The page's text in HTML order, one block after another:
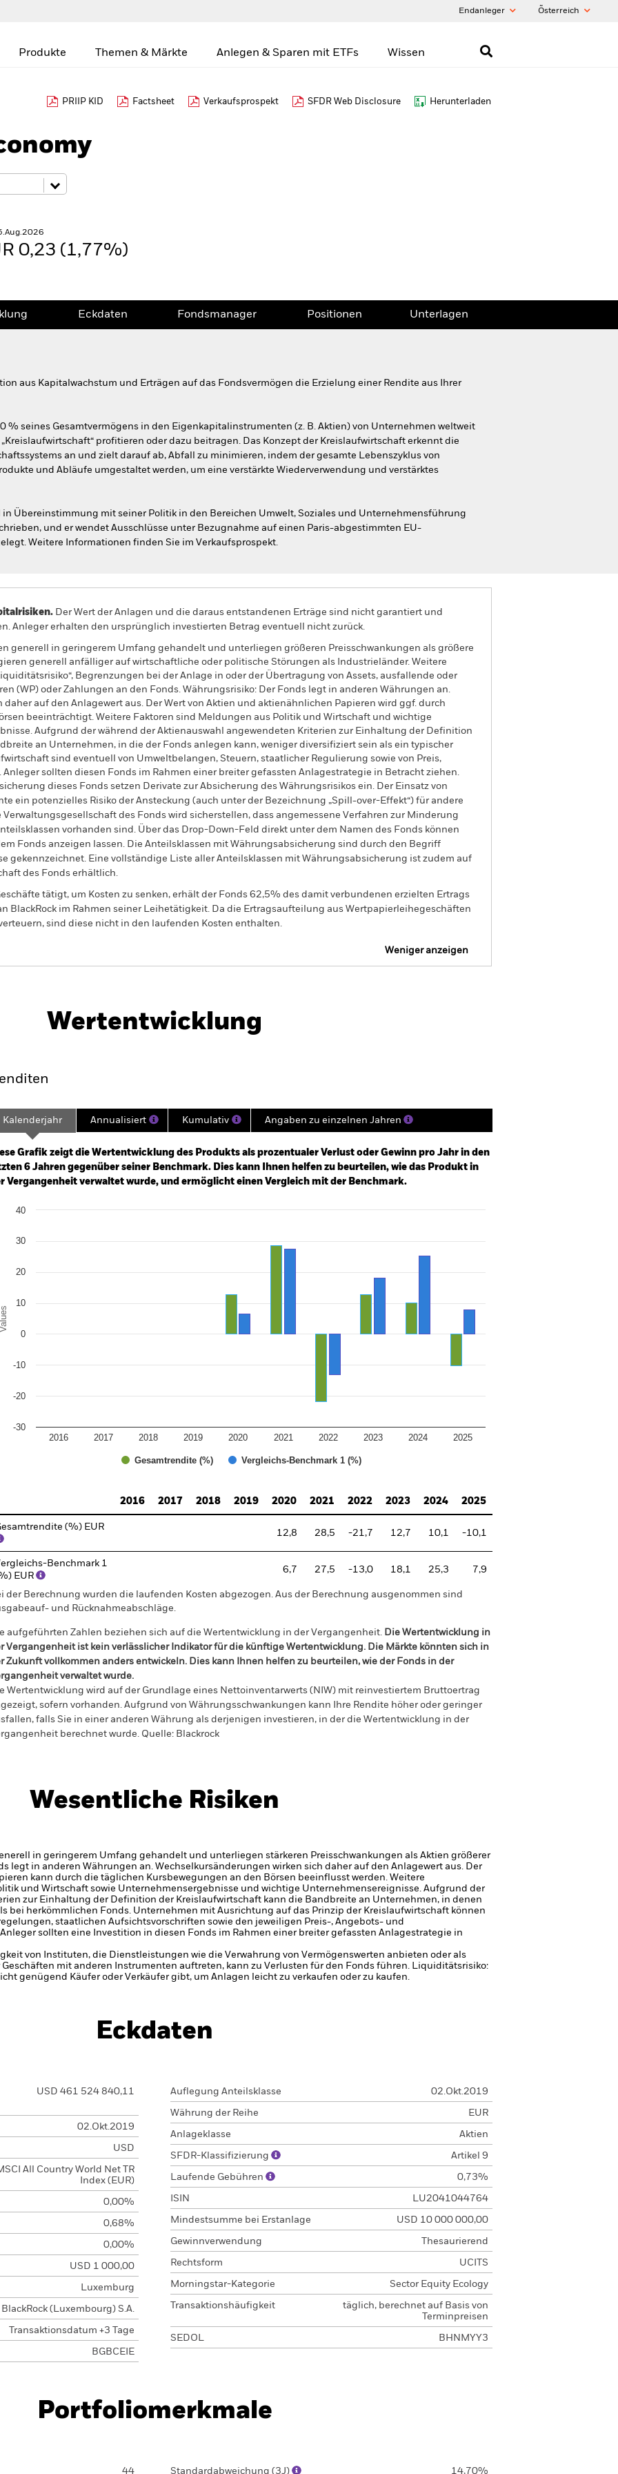
Endanleger Õsterreich
Produkte Themen & Märkte Anlegen & Sparen mit ETFs Wissen
PRIIP KID Factsheet Verkaufsprospekt SFDR Web Disclosure Herunterladen
0,23 (1,77%)
Eckdaten Fondsmanager Positionen Unterlagen
aus Kapitalwachstum und Erträgen auf das Fondsvermögen die Erzielung einer Rendite aus Ihrer
% seines Gesamtvermögens in den Eigenkapitalinstrumenten (z. B. Aktien) von Unternehmen weltweit
profitieren oder dazu beitragen. Das Konzept der Kreislaufwirtschaft erkennt die
an und zielt darauf ab, Abfall zu minimieren, indem der gesamte Lebenszyklus von
und Abläufe umgestaltet werden, um eine verstärkte Wiederverwendung und verstärktes
in Übereinstimmung mit seiner Politik in den Bereichen Umwelt, Soziales und Unternehmensführung
und er wendet Ausschlüsse unter Bezugnahme auf einen Paris-abgestimmten EU-
Weitere Informationen finden Sie im Verkaufsprospekt.
Der Wert der Anlagen und die daraus entstandenen Erträge sind nicht garantiert und
Anleger erhalten den ursprünglich investierten Betrag eventuell nicht zurück.
generell in geringerem Umfang gehandelt und unterliegen größeren Preisschwankungen als größere
generell anfälliger auf wirtschaftliche oder politische Störungen als Industrieländer. Weitere
Begrenzungen bei der Anlage in oder der Übertragung von Assets, ausfallende oder
(WP) oder Zahlungen an den Fonds. Währungsrisiko: Der Fonds legt in anderen Währungen an.
auf den Anlagewert aus. Der Wert von Aktien und aktienähnlichen Papieren wird ggf. durch
beeinträchtigt. Weitere Faktoren sind Meldungen aus Politik und Wirtschaft und wichtige
Aufgrund der während der Aktienauswahl angewendeten Kriterien zur Einhaltung der Definition
an Unternehmen, in die der Fonds anlegen kann, weniger diversifiziert sein als ein typischer
sind eventuell von Umweltbelangen, Steuern, staatlicher Regulierung sowie von Preis,
sollten diesen Fonds im Rahmen einer breiter gefassten Anlagestrategie in Betracht ziehen.
dieses Fonds setzen Derivate zur Absicherung des Währungsrisikos ein. Der Einsatz von
ein potenzielles Risiko der Ansteckung (auch unter der Bezeichnung „Spill-over-Effekt“) für andere
des Fonds wird sicherstellen, dass angemessene Verfahren zur Minderung
vorhanden sind. Über das Drop-Down-Feld direkt unter dem Namen des Fonds können
Fonds anzeigen lassen. Die Anteilsklassen mit Währungsabsicherung sind durch den Begriff
gekennzeichnet. Eine vollständige Liste aller Anteilsklassen mit Währungsabsicherung ist zudem auf
des Fonds erhältlich.
tätigt, um Kosten zu senken, erhält der Fonds 62,5% des damit verbundenen erzielten Ertrags
BlackRock im Rahmen seiner Leihetätigkeit. Da die Ertragsaufteilung aus Wertpapierleihegeschäften
sind diese nicht in den laufenden Kosten enthalten.
Weniger anzeigen
Eckdaten Fondsmanager
Wertentwicklung
2019-09-30 00:00:00 to 2026-07-31 00:00:00.
-30 to 60.
Kalenderjahr Annualisiert Kumulativ Angaben zu einzelnen Jahren
Grafik zeigt die Wertentwicklung des Produkts als prozentualer Verlust oder Gewinn pro Jahr in den
6 Jahren gegenüber seiner Benchmark. Dies kann Ihnen helfen zu beurteilen, wie das Produkt in
Vergangenheit verwaltet wurde, und ermöglicht einen Vergleich mit der Benchmark.
chart with 2 data series.
chart has 1 Y axis displaying Values. Range: -30 to 40.
Values
Gesamtrendite (%) Vergleichs-Benchmark 1 (%)
2016 2017 2018 2019 2020 2021 2022 2023 2024 2025
-30
-20
-10
0
10
20
30
40
2016
2017 2018 2019 2020 2021 2022 2023 2024 2025
(%) EUR
12,8 28,5 -21,7 12,7 10,1 -10,1
Benchmark 1
EUR
6,7 27,5 -13,0 18,1 25,3 7,9
der Berechnung wurden die laufenden Kosten abgezogen. Aus der Berechnung ausgenommen sind
und Rücknahmeabschläge.
aufgeführten Zahlen beziehen sich auf die Wertentwicklung in der Vergangenheit. Die Wertentwicklung in
Vergangenheit ist kein verlässlicher Indikator für die künftige Wertentwicklung. Die Märkte könnten sich in
Zukunft vollkommen anders entwickeln. Dies kann Ihnen helfen zu beurteilen, wie der Fonds in der
verwaltet wurde.
Wertentwicklung wird auf der Grundlage eines Nettoinventarwerts (NIW) mit reinvestiertem Bruttoertrag
sofern vorhanden. Aufgrund von Währungsschwankungen kann Ihre Rendite höher oder geringer
falls Sie in einer anderen Währung als derjenigen investieren, in der die Wertentwicklung in der
berechnet wurde. Quelle: Blackrock
Wesentliche Risiken
in geringerem Umfang gehandelt und unterliegen stärkeren Preisschwankungen als Aktien größerer
legt in anderen Währungen an. Wechselkursänderungen wirken sich daher auf den Anlagewert aus. Der
kann durch die täglichen Kursbewegungen an den Börsen beeinflusst werden. Weitere
und Wirtschaft sowie Unternehmensergebnisse und wichtige Unternehmensereignisse. Aufgrund der
zur Einhaltung der Definition der Kreislaufwirtschaft kann die Bandbreite an Unternehmen, in denen
bei herkömmlichen Fonds. Unternehmen mit Ausrichtung auf das Prinzip der Kreislaufwirtschaft können
staatlichen Aufsichtsvorschriften sowie den jeweiligen Preis-, Angebots- und
sollten eine Investition in diesen Fonds im Rahmen einer breiter gefassten Anlagestrategie in
von Instituten, die Dienstleistungen wie die Verwahrung von Vermögenswerten anbieten oder als
mit anderen Instrumenten auftreten, kann zu Verlusten für den Fonds führen. Liquiditätsrisiko:
genügend Käufer oder Verkäufer gibt, um Anlagen leicht zu verkaufen oder zu kaufen.
Eckdaten
USD 461 524 840,11
02.Okt.2019
USD
All Country World Net TR
Index (EUR)
0,00%
0,68%
0,00%
USD 1 000,00
Luxemburg
BlackRock (Luxembourg) S.A.
Transaktionsdatum +3 Tage
BGBCEIE
Auflegung Anteilsklasse 02.Okt.2019
Währung der Reihe EUR
Anlageklasse Aktien
SFDR-Klassifizierung Artikel 9
Laufende Gebühren 0,73%
ISIN LU2041044764
Mindestsumme bei Erstanlage USD 10 000 000,00
Gewinnverwendung Thesaurierend
Rechtsform UCITS
Morningstar-Kategorie Sector Equity Ecology
Transaktionshäufigkeit
täglich, berechnet auf Basis von
Terminpreisen
SEDOL BHNMYY3
Portfoliomerkmale
44 Standardabweichung (3J) 14,70%